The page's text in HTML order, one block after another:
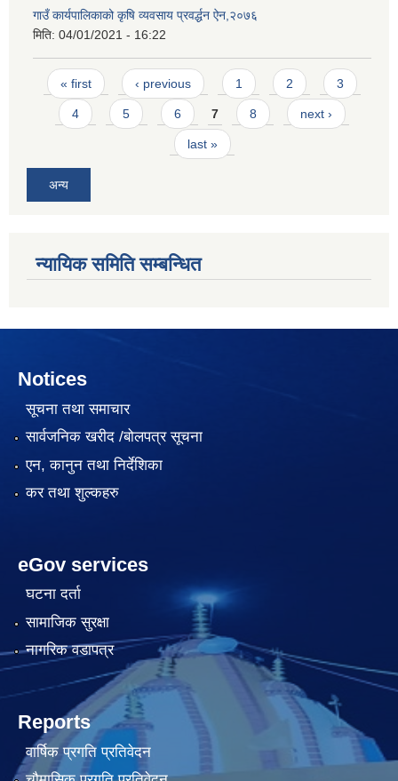
गाउँ कार्यपालिकाको कृषि व्यवसाय प्रवर्द्धन ऐन,२०७६
मिति: 04/01/2021 - 16:22
Pages
« first ‹ previous 1 2 3
4 5 6 7 8 next ›
last »
अन्य
न्यायिक समिति सम्बन्धित
Notices
सूचना तथा समाचार
सार्वजनिक खरीद /बोलपत्र सूचना
एन, कानुन तथा निर्देशिका
कर तथा शुल्कहरु
eGov services
घटना दर्ता
सामाजिक सुरक्षा
नागरिक वडापत्र
Reports
वार्षिक प्रगति प्रतिवेदन